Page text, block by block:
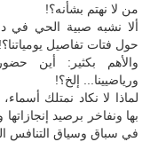
من لا نهتم بشأنه؟!
ألا نشبه صبية الحي في
حول فتات تفاصيل يومياتنا؟!
والأهم بكثير: أين حضور
ورياضيينا... إلخ؟!
لماذا لا نكاد نمتلك
بها ونفاخر برصيد
في سباق وسياق التنافس